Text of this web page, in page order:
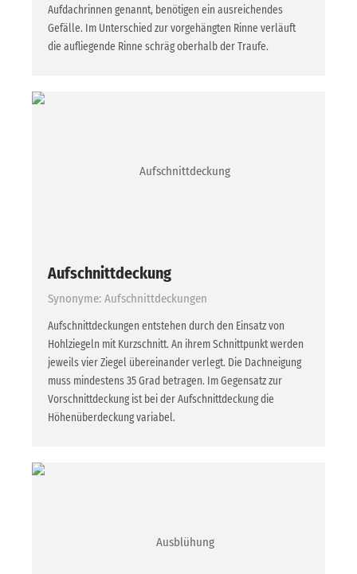
Aufdachrinnen genannt, benötigen ein ausreichendes
Gefälle. Im Unterschied zur vorgehängten Rinne verläuft
die aufliegende Rinne schräg oberhalb der Traufe.
Aufschnittdeckung
Synonyme: Aufschnittdeckungen
Aufschnittdeckungen entstehen durch den Einsatz von
Hohlziegeln mit Kurzschnitt. An ihrem Schnittpunkt werden
jeweils vier Ziegel übereinander verlegt. Die Dachneigung
muss mindestens 35 Grad betragen. Im Gegensatz zur
Vorschnittdeckung ist bei der Aufschnittdeckung die
Höhenüberdeckung variabel.